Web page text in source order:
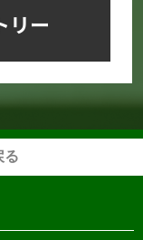
リー
る